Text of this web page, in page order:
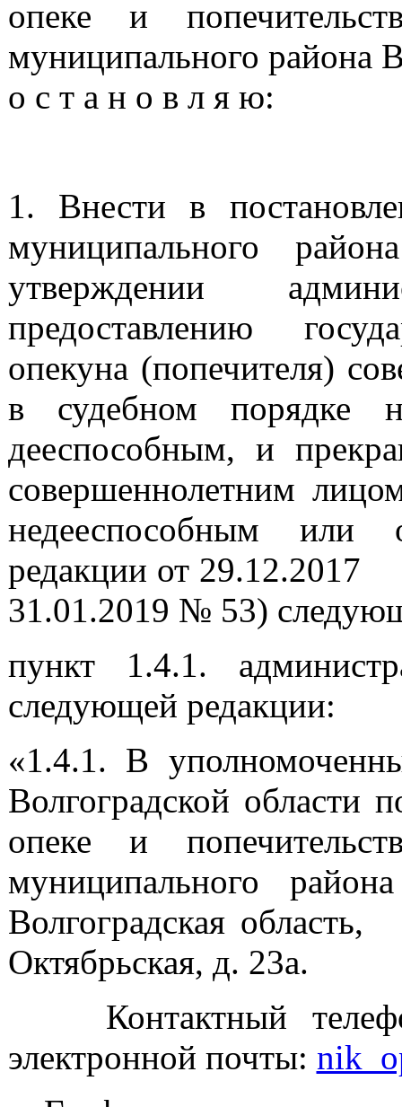
опеке и
муниципального
о с т а н о в л я ю:
1. Внести в
муниципального
утверждении
предоставлению
опекуна (попечителя)
в судебном порядке
дееспособным, и
совершеннолетним
недееспособным или
редакции от
31.01.2019 № 53)
пункт 1.4.1.
следующей редакции:
«1.4.1. В
Волгоградской области
опеке и
муниципального
Волгоградская
Октябрьская, д. 23а.
Контактный
электронной почты: